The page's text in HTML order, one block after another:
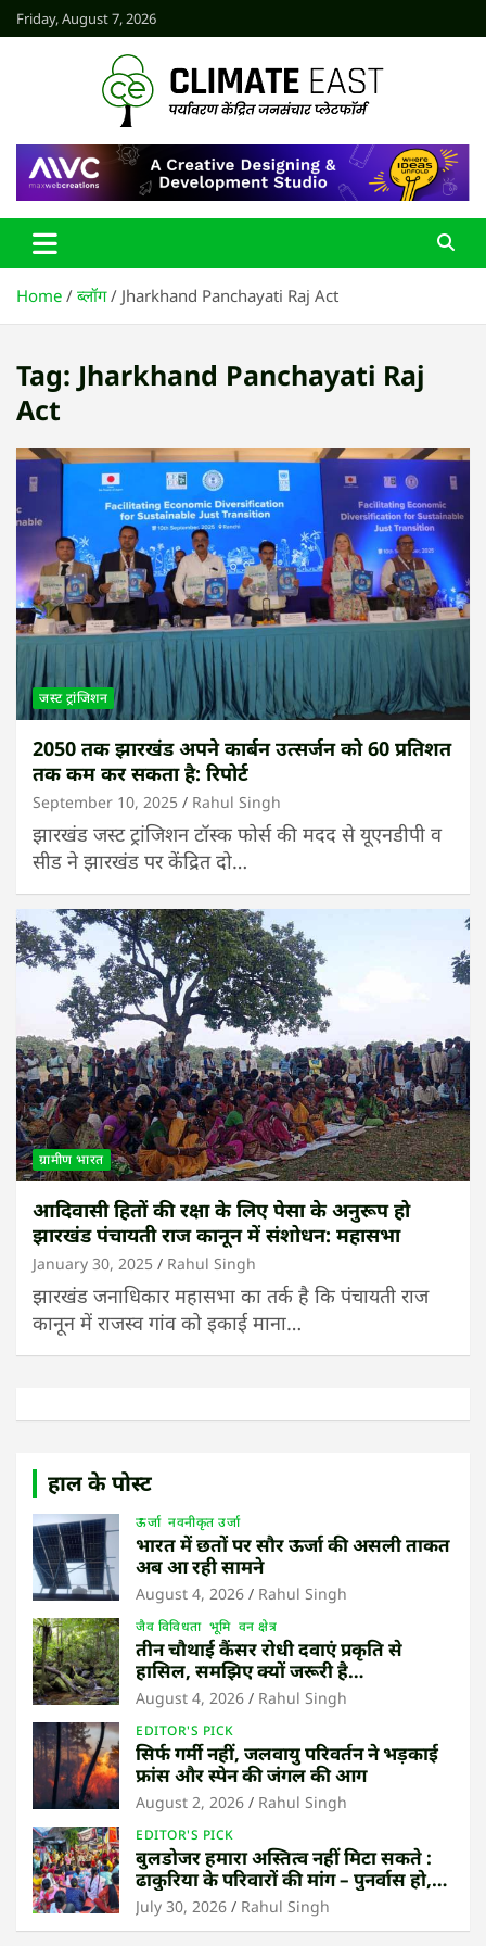
Skip
to
Friday, August 7, 2026
CLIMATE EAST
Home ब्लॉग Jharkhand Panchayati Raj Act
Tag: Jharkhand Panchayati Raj
Act
जस्ट ट्रांजिशन
2050 तक झारखंड अपने कार्बन उत्सर्जन को 60 प्रतिशत
तक कम कर सकता है: रिपोर्ट
September 10, 2025 Rahul Singh
झारखंड जस्ट ट्रांजिशन टॉस्क फोर्स की मदद से यूएनडीपी व
सीड ने झारखंड पर केंद्रित दो…
ग्रामीण भारत
आदिवासी हितों की रक्षा के लिए पेसा के अनुरूप हो
झारखंड पंचायती राज कानून में संशोधन: महासभा
January 30, 2025 Rahul Singh
झारखंड जनाधिकार महासभा का तर्क है कि पंचायती राज
कानून में राजस्व गांव को इकाई माना…
हाल के पोस्ट
ऊर्जा नवनीकृत उर्जा
भारत में छतों पर सौर ऊर्जा की असली ताकत
अब आ रही सामने
August 4, 2026 Rahul Singh
जैव विविधता भूमि वन क्षेत्र
तीन चौथाई कैंसर रोधी दवाएं प्रकृति से
हासिल, समझिए क्यों जरूरी है
उष्णकटिबंधीय जंगल बचाना
August 4, 2026 Rahul Singh
EDITOR'S PICK
सिर्फ गर्मी नहीं, जलवायु परिवर्तन ने भड़काई
फ्रांस और स्पेन की जंगल की आग
August 2, 2026 Rahul Singh
EDITOR'S PICK
बुलडोजर हमारा अस्तित्व नहीं मिटा सकते :
ढाकुरिया के परिवारों की मांग – पुनर्वास हो,
बेदखली नहीं
July 30, 2026 Rahul Singh